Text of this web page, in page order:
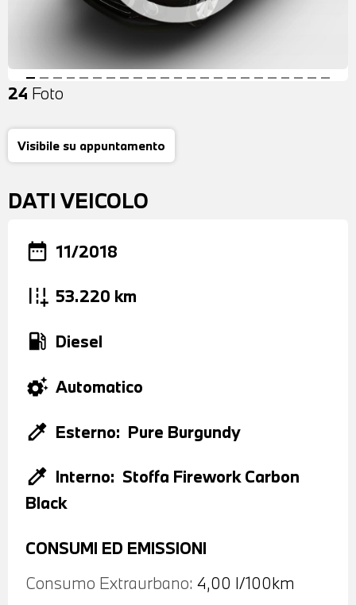
24 Foto
Visibile su appuntamento
DATI VEICOLO
date_range 11/2018
add_road 53.220 km
local_gas_station Diesel
settings_suggest Automatico
colorize Esterno: Pure Burgundy
colorize Interno: Stoffa Firework Carbon
Black
CONSUMI ED EMISSIONI
Consumo Extraurbano: 4,00 l/100km